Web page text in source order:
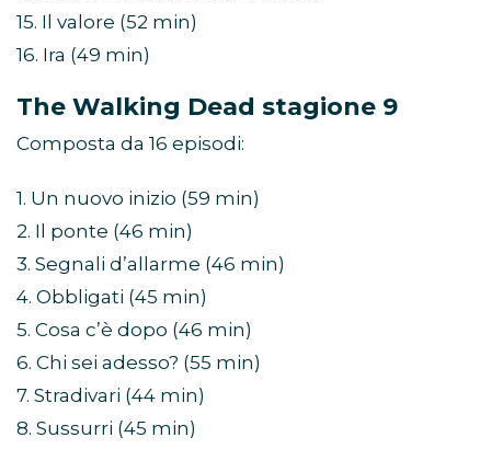
15. Il valore (52 min)
16. Ira (49 min)
The Walking Dead stagione 9
Composta da 16 episodi:
1. Un nuovo inizio (59 min)
2. Il ponte (46 min)
3. Segnali d’allarme (46 min)
4. Obbligati (45 min)
5. Cosa c’è dopo (46 min)
6. Chi sei adesso? (55 min)
7. Stradivari (44 min)
8. Sussurri (45 min)